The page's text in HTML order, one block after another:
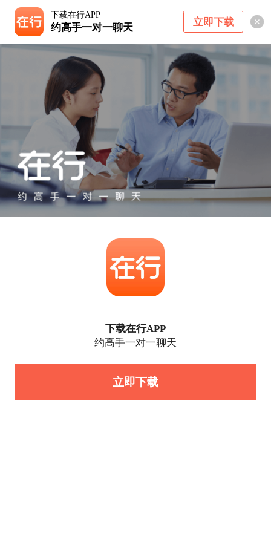
下载在行APP
约高手一对一聊天 立即下载
下载在行APP
约高手一对一聊天
立即下载